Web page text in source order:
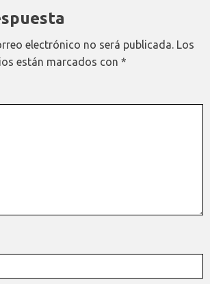
electrónico no será publicada. Los
están marcados con *